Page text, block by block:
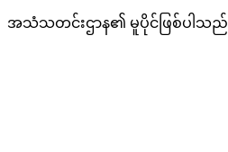
အသံသတင်းဌာန၏ မူပိုင်ဖြစ်ပါသည်